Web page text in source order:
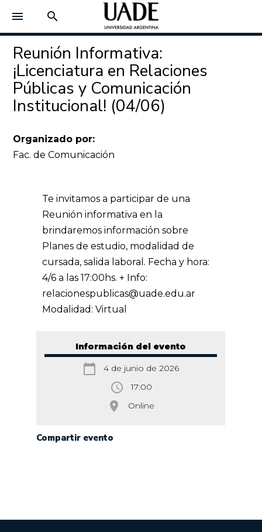
menu search
Reunión Informativa:
¡Licenciatura en Relaciones
Públicas y Comunicación
Institucional! (04/06)
Organizado por:
Fac. de Comunicación
Información del evento
calendar_today 4 de junio de 2026
access_time 17:00
room Online
Compartir evento
Te invitamos a participar de una
Reunión informativa en la
brindaremos información sobre
Planes de estudio, modalidad de
cursada, salida laboral. Fecha y hora:
4/6 a las 17:00hs.+ Info:
relacionespublicas@uade.edu.ar
Modalidad: Virtual